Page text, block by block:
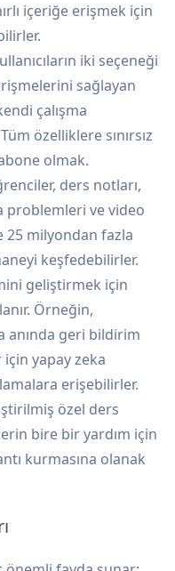
içeriğe erişmek için
iki seçeneği
sağlayan
çalışma
özelliklere sınırsız
olmak.
ders notları,
problemleri ve video
milyondan fazla
keşfedebilirler.
geliştirmek için
Örneğin,
anında geri bildirim
yapay zeka
erişebilirler.
özel ders
bire bir yardım için
kurmasına olanak